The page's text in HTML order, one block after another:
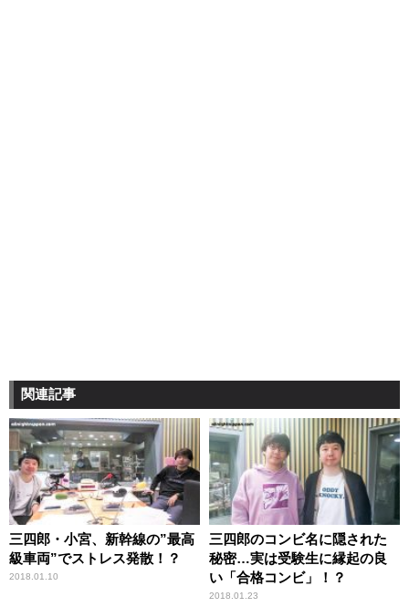
関連記事
三四郎・小宮、新幹線の”最高
級車両”でストレス発散！？
2018.01.10
三四郎のコンビ名に隠された
秘密…実は受験生に縁起の良
い「合格コンビ」！？
2018.01.23